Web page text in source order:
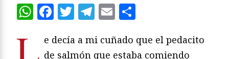
WhatsApp
Facebook
Twitter
Telegram
Email
e decía a mi cuñado que el pedacito
de salmón que estaba comiendo